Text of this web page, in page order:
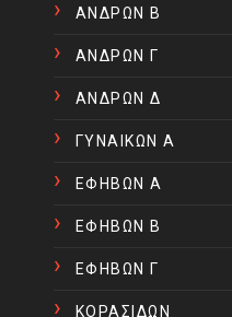
ΑΝΔΡΩΝ Β
ΑΝΔΡΩΝ Γ
ΑΝΔΡΩΝ Δ
ΓΥΝΑΙΚΩΝ Α
ΕΦΗΒΩΝ Α
ΕΦΗΒΩΝ Β
ΕΦΗΒΩΝ Γ
ΚΟΡΑΣΙΔΩΝ